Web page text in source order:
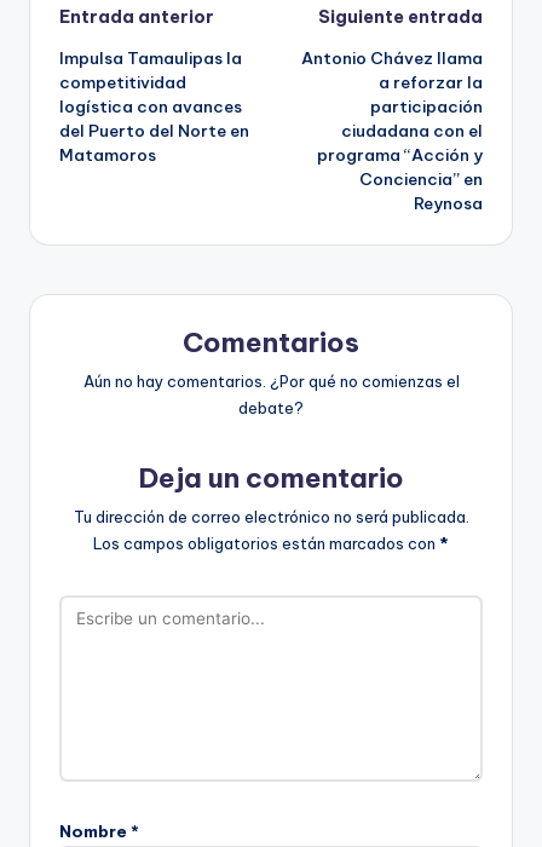
Navegación
de
entradas
Entrada anterior
Impulsa Tamaulipas la
competitividad
logística con avances
del Puerto del Norte en
Matamoros
Siguiente entrada
Antonio Chávez llama
a reforzar la
participación
ciudadana con el
programa “Acción y
Conciencia” en
Reynosa
Comentarios
Aún no hay comentarios. ¿Por qué no comienzas el
debate?
Deja un comentario
Tu dirección de correo electrónico no será publicada.
Los campos obligatorios están marcados con *
Nombre *